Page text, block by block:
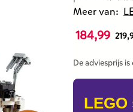
Meer van:
De
van
dit
products
184,99
De adviesprijs